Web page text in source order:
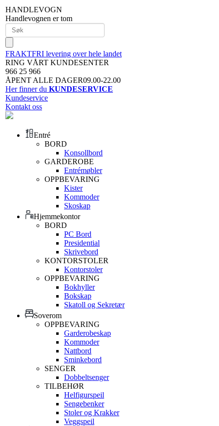
HANDLEVOGN
Handlevognen er tom
FRAKTFRI levering over hele landet
RING VÅRT KUNDESENTER
966 25 966
ÅPENT ALLE DAGER09.00-22.00
Her finner du KUNDESERVICE
Kundeservice
Kontakt oss
Entré
BORD
Konsollbord
GARDEROBE
Entrémøbler
OPPBEVARING
Kister
Kommoder
Skoskap
Hjemmekontor
BORD
PC Bord
Presidential
Skrivebord
KONTORSTOLER
Kontorstoler
OPPBEVARING
Bokhyller
Bokskap
Skatoll og Sekretær
Soverom
OPPBEVARING
Garderobeskap
Kommoder
Nattbord
Sminkebord
SENGER
Dobbeltsenger
TILBEHØR
Helfigurspeil
Sengebenker
Stoler og Krakker
Veggspeil